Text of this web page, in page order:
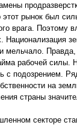
этот рынок был
врага. Поэтому
мельчало.
рабочей силы.
с подозрением.
на
страны
секторе